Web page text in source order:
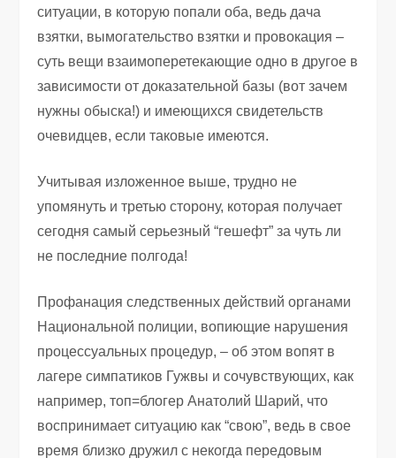
ситуации, в которую попали оба, ведь дача
взятки, вымогательство взятки и провокация –
суть вещи взаимоперетекающие одно в другое в
зависимости от доказательной базы (вот зачем
нужны обыска!) и имеющихся свидетельств
очевидцев, если таковые имеются.
Учитывая изложенное выше, трудно не
упомянуть и третью сторону, которая получает
сегодня самый серьезный “гешефт” за чуть ли
не последние полгода!
Профанация следственных действий органами
Национальной полиции, вопиющие нарушения
процессуальных процедур, – об этом вопят в
лагере симпатиков Гужвы и сочувствующих, как
например, топ=блогер Анатолий Шарий, что
воспринимает ситуацию как “свою”, ведь в свое
время близко дружил с некогда передовым